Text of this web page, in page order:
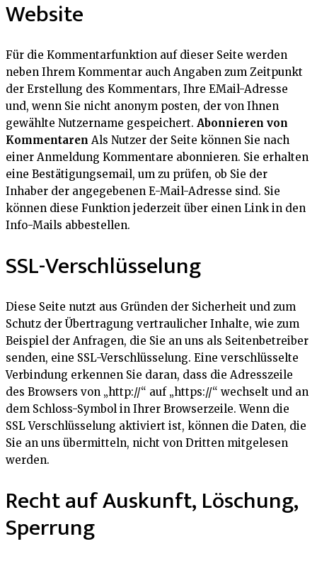
Website
Für die Kommentarfunktion auf dieser Seite werden
neben Ihrem Kommentar auch Angaben zum Zeitpunkt
der Erstellung des Kommentars, Ihre EMail-Adresse
und, wenn Sie nicht anonym posten, der von Ihnen
gewählte Nutzername gespeichert. Abonnieren von
Kommentaren Als Nutzer der Seite können Sie nach
einer Anmeldung Kommentare abonnieren. Sie erhalten
eine Bestätigungsemail, um zu prüfen, ob Sie der
Inhaber der angegebenen E-Mail-Adresse sind. Sie
können diese Funktion jederzeit über einen Link in den
Info-Mails abbestellen.
SSL-Verschlüsselung
Diese Seite nutzt aus Gründen der Sicherheit und zum
Schutz der Übertragung vertraulicher Inhalte, wie zum
Beispiel der Anfragen, die Sie an uns als Seitenbetreiber
senden, eine SSL-Verschlüsselung. Eine verschlüsselte
Verbindung erkennen Sie daran, dass die Adresszeile
des Browsers von „http://“ auf „https://“ wechselt und an
dem Schloss-Symbol in Ihrer Browserzeile. Wenn die
SSL Verschlüsselung aktiviert ist, können die Daten, die
Sie an uns übermitteln, nicht von Dritten mitgelesen
werden.
Recht auf Auskunft, Löschung,
Sperrung